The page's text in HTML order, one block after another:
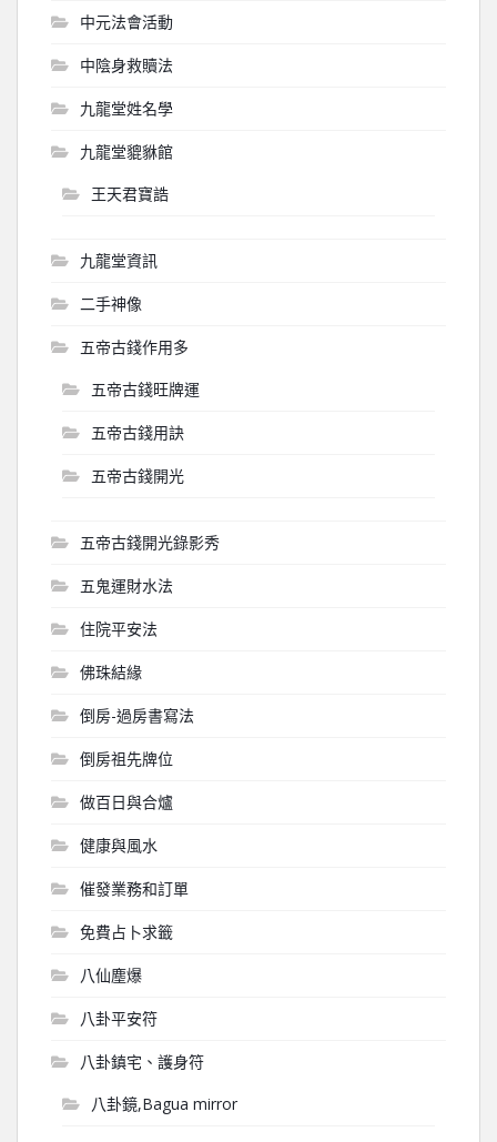
中元法會活動
中陰身救贖法
九龍堂姓名學
九龍堂貔貅館
王天君寶誥
九龍堂資訊
二手神像
五帝古錢作用多
五帝古錢旺牌運
五帝古錢用訣
五帝古錢開光
五帝古錢開光錄影秀
五鬼運財水法
住院平安法
佛珠結緣
倒房-過房書寫法
倒房祖先牌位
做百日與合爐
健康與風水
催發業務和訂單
免費占卜求籤
八仙塵爆
八卦平安符
八卦鎮宅、護身符
八卦鏡,Bagua mirror